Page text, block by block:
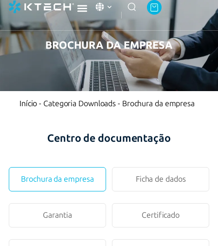
BROCHURA DA EMPRESA
Início - Categoria Downloads - Brochura da empresa
Centro de documentação
Brochura da empresa Ficha de dados
Garantia Certificado